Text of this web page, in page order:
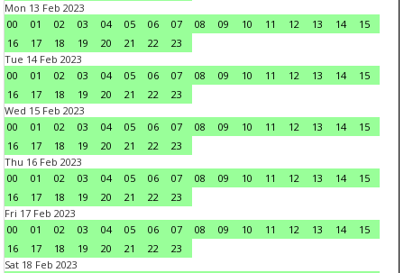
Mon 13 Feb 2023
00
01 02 03 04 05 06 07 08 09 10 11 12 13 14
15
16
17 18 19 20 21 22
23
Tue 14 Feb 2023
00
01 02 03 04 05 06 07 08 09 10 11 12 13 14
15
16
17 18 19 20 21 22
23
Wed 15 Feb 2023
00
01 02 03 04 05 06 07 08 09 10 11 12 13 14
15
16
17 18 19 20 21 22
23
Thu 16 Feb 2023
00
01 02 03 04 05 06 07 08 09 10 11 12 13 14
15
16
17 18 19 20 21 22
23
Fri 17 Feb 2023
00
01 02 03 04 05 06 07 08 09 10 11 12 13 14
15
16
17 18 19 20 21 22
23
Sat 18 Feb 2023